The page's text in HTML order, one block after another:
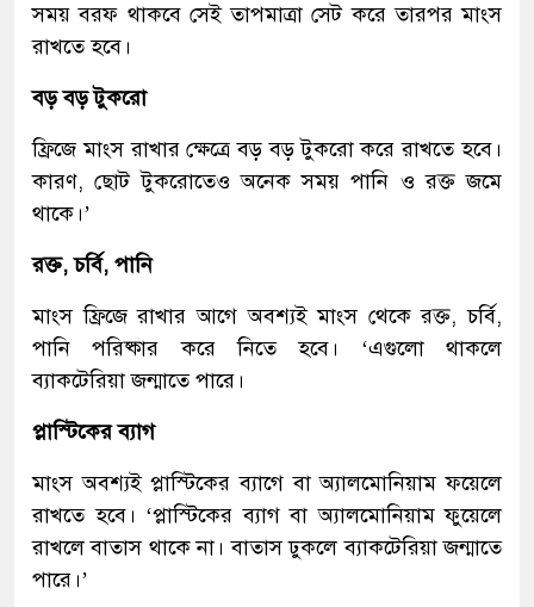
সময় বরফ থাকবে সেই তাপমাত্রা সেট করে তারপর মাংস
রাখতে হবে।
বড় বড় টুকরো
ফ্রিজে মাংস রাখার ক্ষেত্রে বড় বড় টুকরো করে রাখতে হবে।
কারণ, ছোট টুকরোতেও অনেক সময় পানি ও রক্ত জমে
থাকে।’
রক্ত, চর্বি, পানি
মাংস ফ্রিজে রাখার আগে অবশ্যই মাংস থেকে রক্ত, চর্বি,
পানি পরিষ্কার করে নিতে হবে। ‘এগুলো থাকলে
ব্যাকটেরিয়া জন্মাতে পারে।
প্লাস্টিকের ব্যাগ
মাংস অবশ্যই প্লাস্টিকের ব্যাগে বা অ্যালমোনিয়াম ফয়েলে
রাখতে হবে। ‘প্লাস্টিকের ব্যাগ বা অ্যালমোনিয়াম ফুয়েলে
রাখলে বাতাস থাকে না। বাতাস ঢুকলে ব্যাকটেরিয়া জন্মাতে
পারে।’